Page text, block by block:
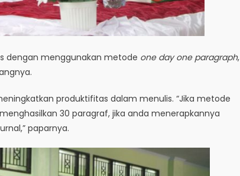
dengan menggunakan metode one day one paragraph,
produktifitas dalam menulis. “Jika metode
30 paragraf, jika anda menerapkannya
paparnya.